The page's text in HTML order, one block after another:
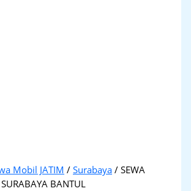
Mobil JATIM /Surabaya / SEWA
BANTUL